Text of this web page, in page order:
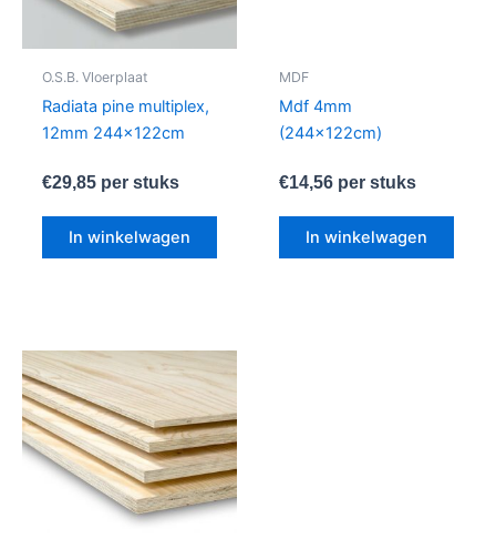
O.S.B. Vloerplaat
Radiata pine multiplex,
12mm 244x122cm
€29,85per stuks
In winkelwagen
MDF
Mdf 4mm
(244x122cm)
€14,56per stuks
In winkelwagen